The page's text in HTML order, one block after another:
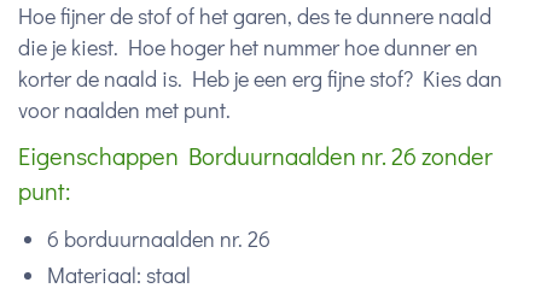
Hoe fijner de stof of het garen, des te dunnere naald
die je kiest. Hoe hoger het nummer hoe dunner en
korter de naald is. Heb je een erg fijne stof? Kies dan
voor naalden met punt.
Eigenschappen Borduurnaalden nr. 26 zonder
punt:
6 borduurnaalden nr. 26
Materiaal: staal